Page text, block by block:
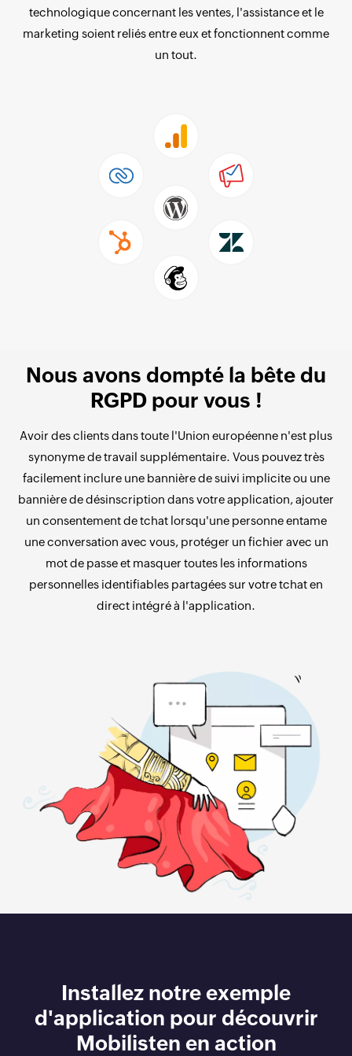
technologique concernant les ventes, l'assistance et le
marketing soient reliés entre eux et fonctionnent comme
un tout.
Nous avons dompté la bête du
RGPD pour vous !
Avoir des clients dans toute l'Union européenne n'est plus
synonyme de travail supplémentaire. Vous pouvez très
facilement inclure une bannière de suivi implicite ou une
bannière de désinscription dans votre application, ajouter
un consentement de tchat lorsqu'une personne entame
une conversation avec vous, protéger un fichier avec un
mot de passe et masquer toutes les informations
personnelles identifiables partagées sur votre tchat en
direct intégré à l'application.
Installez notre exemple
d'application pour découvrir
Mobilisten en action